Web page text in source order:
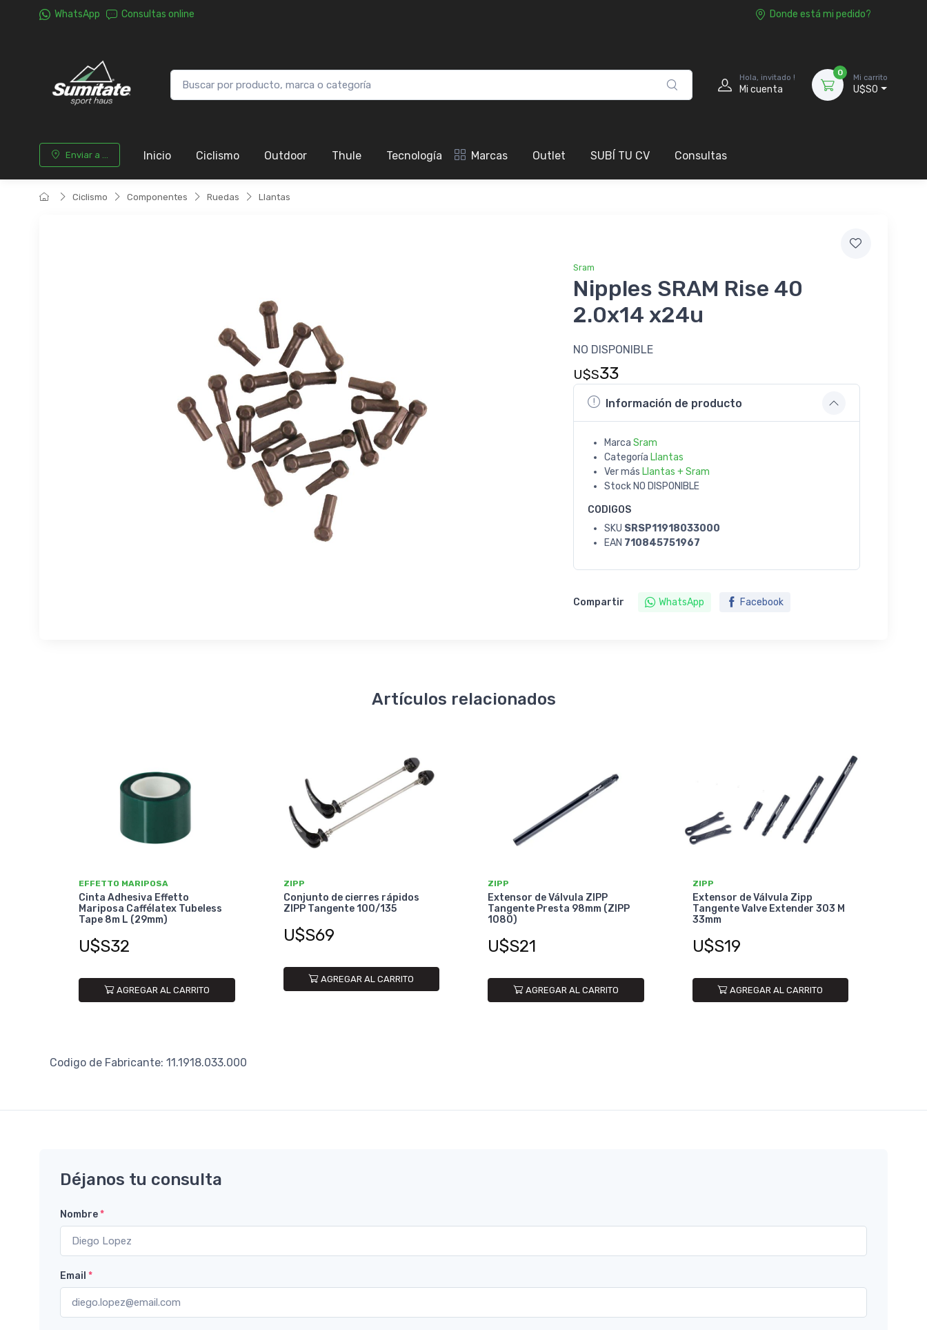
WhatsApp Consultas online Donde está mi pedido?
Hola, invitado !
Mi cuenta
0
Mi carrito
U$S0
Enviar a ... Inicio Ciclismo Outdoor Thule Tecnología Marcas Outlet SUBÍ TU CV Consultas
Ciclismo Componentes Ruedas Llantas
Sram
Nipples SRAM Rise 40
2.0x14 x24u
NO DISPONIBLE
U$S33
Información de producto
Marca Sram
Categoría Llantas
Ver más Llantas + Sram
Stock NO DISPONIBLE
CODIGOS
SKU SRSP11918033000
EAN 710845751967
Compartir WhatsApp Facebook
Artículos relacionados
EFFETTO MARIPOSA
Cinta Adhesiva Effetto
Mariposa Caffélatex Tubeless
Tape 8m L (29mm)
U$S32
AGREGAR AL CARRITO
ZIPP
Conjunto de cierres rápidos
ZIPP Tangente 100/135
U$S69
AGREGAR AL CARRITO
ZIPP
Extensor de Válvula ZIPP
Tangente Presta 98mm (ZIPP
1080)
U$S21
AGREGAR AL CARRITO
ZIPP
Extensor de Válvula Zipp
Tangente Valve Extender 303 M
33mm
U$S19
AGREGAR AL CARRITO
Codigo de Fabricante: 11.1918.033.000
Déjanos tu consulta
Nombre*
Email *